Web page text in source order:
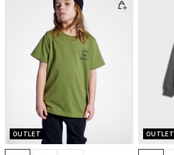
OUTLET OUTLET